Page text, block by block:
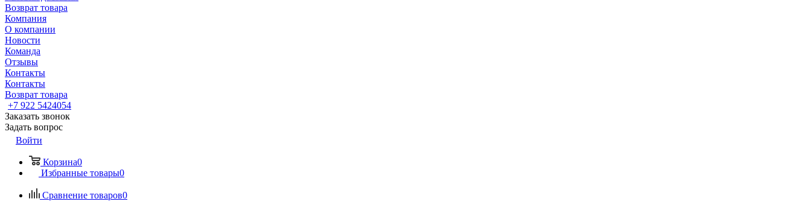
Возврат товара
Компания
О компании
Новости
Команда
Отзывы
Контакты
Контакты
Возврат товара
+7 922 5424054
Заказать звонок
Задать вопрос
Войти
Корзина0
Избранные товары0
Сравнение товаров0